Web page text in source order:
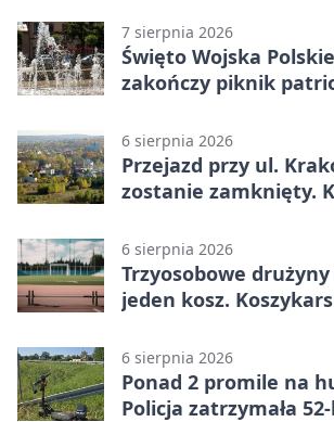
7 sierpnia 2026
Święto Wojska
zakończy piknik
6 sierpnia 2026
Przejazd przy ul.
zostanie zamknięty.
6 sierpnia 2026
Trzyosobowe
jeden kosz.
6 sierpnia 2026
Ponad 2 promile na
Policja zatrzymała